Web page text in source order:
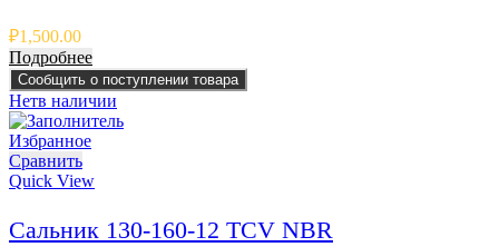
₽1,500.00
Подробнее
Сообщить о поступлении товара
Нетв наличии
Избранное
Сравнить
Quick View
Сальник 130-160-12 TCV NBR